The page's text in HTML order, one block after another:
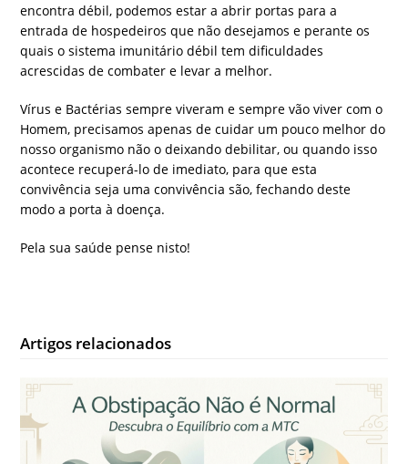
encontra débil, podemos estar a abrir portas para a
entrada de hospedeiros que não desejamos e perante os
quais o sistema imunitário débil tem dificuldades
acrescidas de combater e levar a melhor.
Vírus e Bactérias sempre viveram e sempre vão viver com o
Homem, precisamos apenas de cuidar um pouco melhor do
nosso organismo não o deixando debilitar, ou quando isso
acontece recuperá-lo de imediato, para que esta
convivência seja uma convivência são, fechando deste
modo a porta à doença.
Pela sua saúde pense nisto!
Artigos relacionados